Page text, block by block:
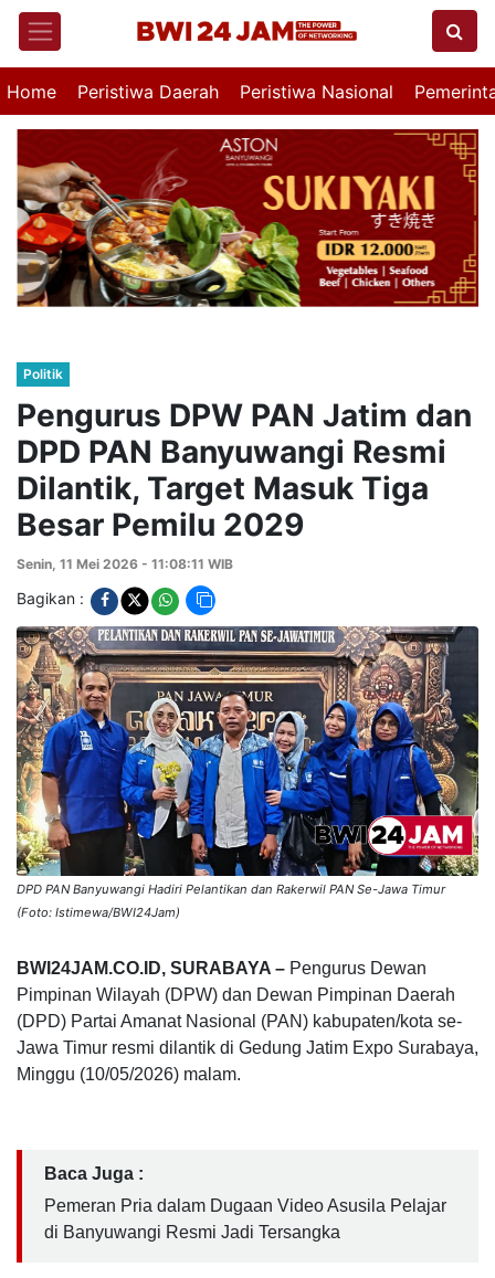
Home Peristiwa Daerah Peristiwa Nasional
Politik
Pengurus DPW PAN Jatim dan
DPD PAN Banyuwangi Resmi
Dilantik, Target Masuk Tiga
Besar Pemilu 2029
Senin, 11 Mei 2026 - 11:08:11 WIB
Bagikan :
DPD PAN Banyuwangi Hadiri Pelantikan dan Rakerwil PAN Se-Jawa Timur
(Foto: Istimewa/BWI24Jam)
BWI24JAM.CO.ID, SURABAYA – Pengurus Dewan
Pimpinan Wilayah (DPW) dan Dewan Pimpinan Daerah
(DPD) Partai Amanat Nasional (PAN) kabupaten/kota se-
Jawa Timur resmi dilantik di Gedung Jatim Expo Surabaya,
Minggu (10/05/2026) malam.
Baca Juga :
Pemeran Pria dalam Dugaan Video Asusila Pelajar
di Banyuwangi Resmi Jadi Tersangka